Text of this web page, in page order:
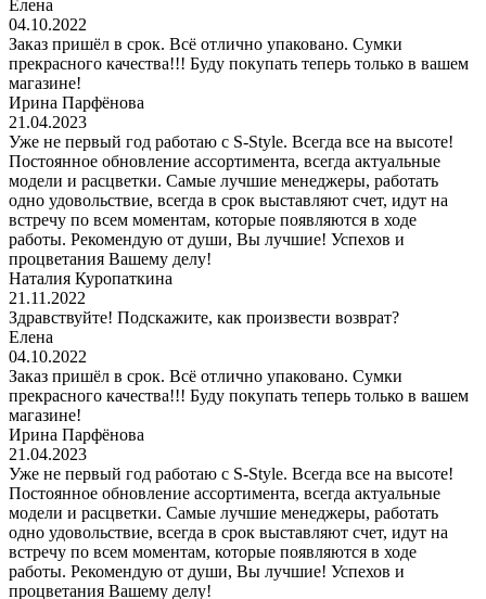
Елена
04.10.2022
Заказ пришёл в срок. Всё отлично упаковано. Сумки
прекрасного качества!!! Буду покупать теперь только в вашем
магазине!
Ирина Парфёнова
21.04.2023
Уже не первый год работаю с S-Style. Всегда все на высоте!
Постоянное обновление ассортимента, всегда актуальные
модели и расцветки. Самые лучшие менеджеры, работать
одно удовольствие, всегда в срок выставляют счет, идут на
встречу по всем моментам, которые появляются в ходе
работы. Рекомендую от души, Вы лучшие! Успехов и
процветания Вашему делу!
Наталия Куропаткина
21.11.2022
Здравствуйте! Подскажите, как произвести возврат?
Елена
04.10.2022
Заказ пришёл в срок. Всё отлично упаковано. Сумки
прекрасного качества!!! Буду покупать теперь только в вашем
магазине!
Ирина Парфёнова
21.04.2023
Уже не первый год работаю с S-Style. Всегда все на высоте!
Постоянное обновление ассортимента, всегда актуальные
модели и расцветки. Самые лучшие менеджеры, работать
одно удовольствие, всегда в срок выставляют счет, идут на
встречу по всем моментам, которые появляются в ходе
работы. Рекомендую от души, Вы лучшие! Успехов и
процветания Вашему делу!